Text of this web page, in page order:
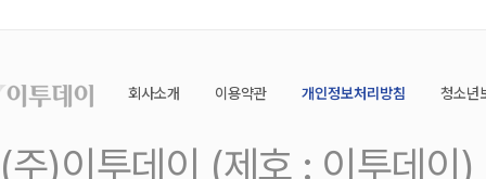
회사소개 이용약관 개인정보처리방침 청소년
(주)이투데이 (제호 : 이투데